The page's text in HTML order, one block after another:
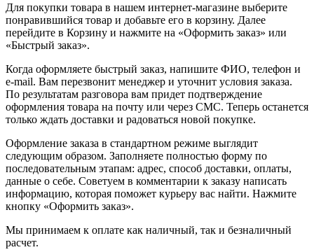
Для покупки товара в нашем интернет-магазине выберите
понравившийся товар и добавьте его в корзину. Далее
перейдите в Корзину и нажмите на «Оформить заказ» или
«Быстрый заказ».
Когда оформляете быстрый заказ, напишите ФИО, телефон и
e-mail. Вам перезвонит менеджер и уточнит условия заказа.
По результатам разговора вам придет подтверждение
оформления товара на почту или через СМС. Теперь останется
только ждать доставки и радоваться новой покупке.
Оформление заказа в стандартном режиме выглядит
следующим образом. Заполняете полностью форму по
последовательным этапам: адрес, способ доставки, оплаты,
данные о себе. Советуем в комментарии к заказу написать
информацию, которая поможет курьеру вас найти. Нажмите
кнопку «Оформить заказ».
Мы принимаем к оплате как наличный, так и безналичный
расчет.